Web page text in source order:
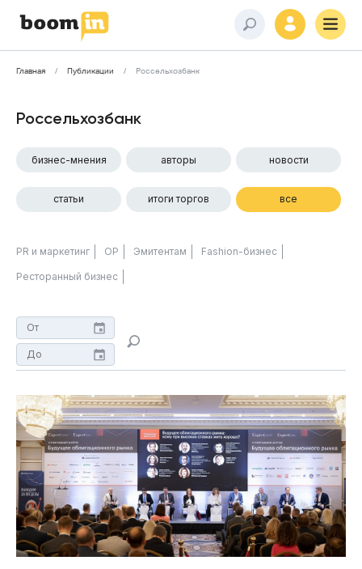
Главная Публикации Россельхозбанк
Россельхозбанк
бизнес-мнения авторы новости
статьи итоги торгов все
PR и маркетинг ОР Эмитентам Fashion-бизнес
Ресторанный бизнес